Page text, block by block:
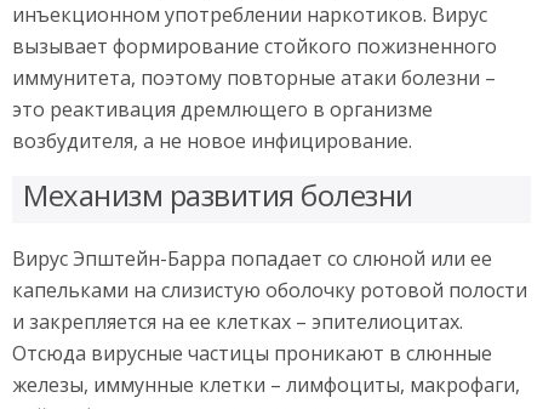
инъекционном употреблении наркотиков. Вирус
вызывает формирование стойкого пожизненного
иммунитета, поэтому повторные атаки болезни –
это реактивация дремлющего в организме
возбудителя, а не новое инфицирование.
Механизм развития болезни
Вирус Эпштейн-Барра попадает со слюной или ее
капельками на слизистую оболочку ротовой полости
и закрепляется на ее клетках – эпителиоцитах.
Отсюда вирусные частицы проникают в слюнные
железы, иммунные клетки – лимфоциты, макрофаги,